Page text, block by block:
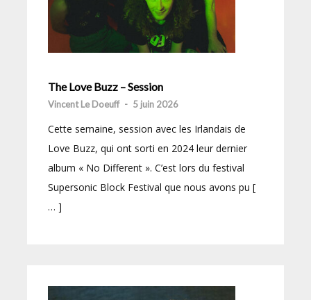
The Love Buzz – Session
Vincent Le Doeuff - 5 juin 2026
Cette semaine, session avec les Irlandais de
Love Buzz, qui ont sorti en 2024 leur dernier
album « No Different ». C’est lors du festival
Supersonic Block Festival que nous avons pu [
… ]